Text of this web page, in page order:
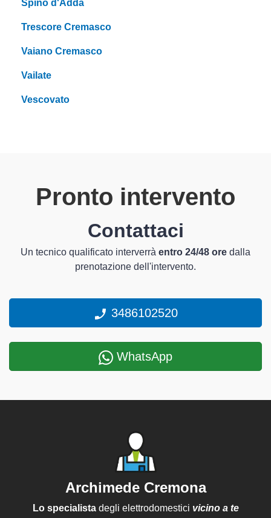
Spino d'Adda
Trescore Cremasco
Vaiano Cremasco
Vailate
Vescovato
Pronto intervento
Contattaci
Un tecnico qualificato interverrà entro 24/48 ore dalla
prenotazione dell'intervento.
3486102520
WhatsApp
Archimede Cremona
Lo specialistadegli elettrodomestici vicino a te